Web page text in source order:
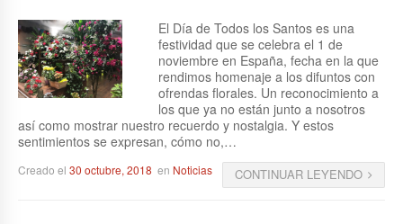
El Día de Todos los Santos es una
festividad que se celebra el 1 de
noviembre en España, fecha en la que
rendimos homenaje a los difuntos con
ofrendas florales. Un reconocimiento a
los que ya no están junto a nosotros
así como mostrar nuestro recuerdo y nostalgia. Y estos
sentimientos se expresan, cómo no,…
Creado el 30 octubre, 2018 en Noticias CONTINUAR LEYENDO